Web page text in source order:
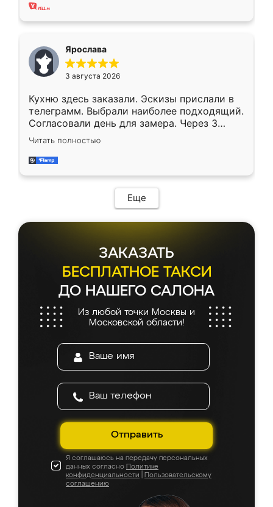
Ярослава
3 августа 2026
Кухню здесь заказали. Эскизы прислали в
телеграмм. Выбрали наиболее подходящий.
Согласовали день для замера. Через 3
недели кухня была уже готова. Остались
довольны работой. Спасибо Ренессанс
мебель за качественную работу!
Читать полностью
Еще
ЗАКАЗАТЬ
БЕСПЛАТНОЕ ТАКСИ
ДО НАШЕГО САЛОНА
Из любой точки Москвы и
Московской области!
Отправить
Я соглашаюсь на передачу персональных
данных согласно Политике
конфиденциальности
Пользовательскому
соглашению